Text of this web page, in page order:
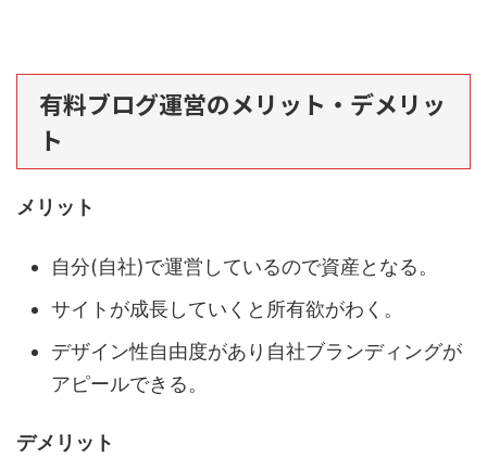
有料ブログ運営のメリット・デメリッ
ト
メリット
自分(自社)で運営しているので資産となる。
サイトが成長していくと所有欲がわく。
デザイン性自由度があり自社ブランディングが
アピールできる。
デメリット